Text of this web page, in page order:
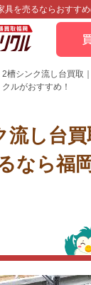
具を売るならおすす
2槽シンク流し台買取
クルがおすすめ！
流し台
なら福